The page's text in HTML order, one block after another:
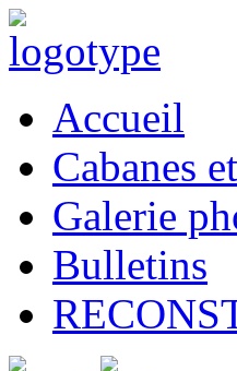
Accueil
Cabanes
Galerie
Bulletins